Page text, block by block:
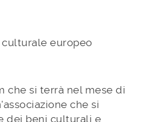
europeo
che si terrà nel mese di
che si
dei beni culturali e